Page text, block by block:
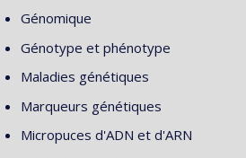
Génomique
Génotype et phénotype
Maladies génétiques
Marqueurs génétiques
Micropuces d'ADN et d'ARN